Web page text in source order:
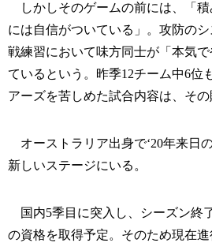
しかしそのゲームの前には、「積
には自信がついている」。攻防の
戦練習において味方同士が「本気
ているという。昨季12チーム中6位
アーズを苦しめた試合内容は、その
オーストラリア出身で‘20年来日
新しいステージにいる。
国内5季目に突入し、シーズン終
の資格を取得予定。そのため現在